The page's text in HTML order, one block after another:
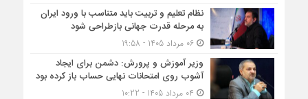
نظام تعلیم و تربیت باید متناسب با ورود ایران
به مرحله قدرت جهانی بازطراحی شود
06 مرداد 1405 - 19:58
وزیر آموزش و پرورش: دشمن برای ایجاد
آشوب روی امتحانات نهایی حساب باز کرده بود